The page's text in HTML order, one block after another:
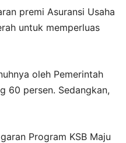
premi Asuransi Usaha
untuk memperluas
oleh Pemerintah
60 persen. Sedangkan,
Program KSB Maju